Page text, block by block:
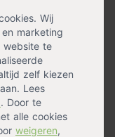
Wij
marketing
website te
zelf kiezen
Lees
. Door te
alle cookies
weigeren,
jou te halen,
alle Greenville
materiaal.